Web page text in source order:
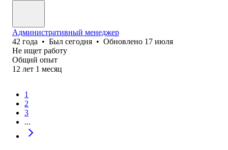
Административный менеджер
42 года • Был сегодня • Обновлено 17 июля
Не ищет работу
Общий опыт
12 лет 1 месяц
1
2
3
...